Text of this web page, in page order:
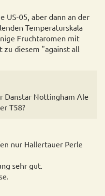
US-05, aber dann an der
Temperaturskala
Fruchtaromen mit
zu diesem "against all
Danstar Nottingham Ale
T58?
nur Hallertauer Perle
sehr gut.